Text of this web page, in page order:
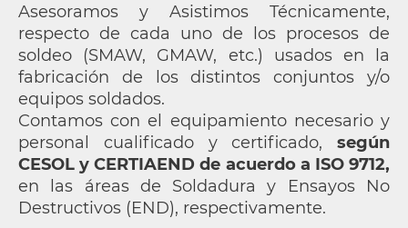
Asesoramos y Asistimos Técnicamente,
respecto de cada uno de los procesos de
soldeo (SMAW, GMAW, etc.) usados en la
fabricación de los distintos conjuntos y/o
equipos soldados.
Contamos con el equipamiento necesario y
personal cualificado y certificado, según
CESOL y CERTIAEND de acuerdo a ISO 9712,
en las áreas de Soldadura y Ensayos No
Destructivos (END), respectivamente.